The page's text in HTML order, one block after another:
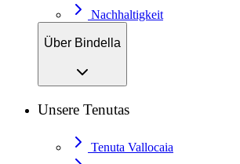
Nachhaltigkeit
Über Bindella
Unsere Tenutas
Tenuta Vallocaia